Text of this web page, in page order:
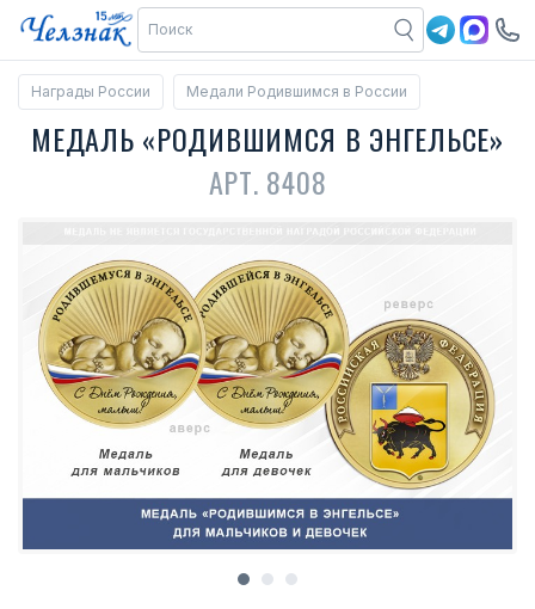
Награды России Медали Родившимся в России
МЕДАЛЬ «РОДИВШИМСЯ В ЭНГЕЛЬСЕ»
АРТ. 8408